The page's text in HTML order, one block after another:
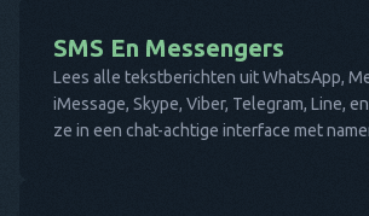
SMS En Messengers
Lees alle tekstberichten uit WhatsApp,
iMessage, Skype, Viber, Telegram, Line,
ze in een chat-achtige interface met